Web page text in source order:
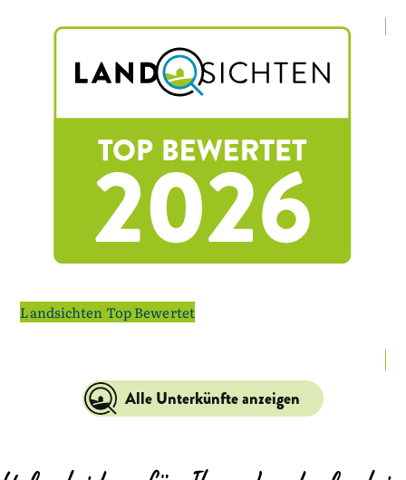
Landsichten Top Bewertet
Alle Unterkünfte anzeigen